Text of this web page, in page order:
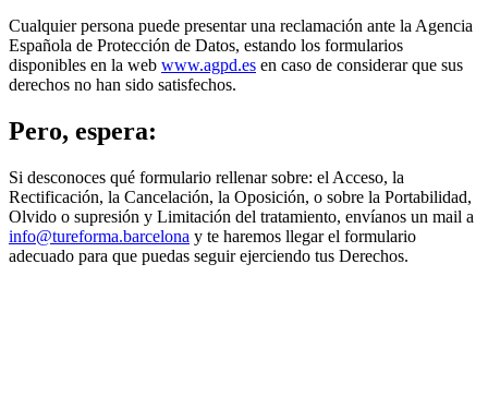
Cualquier persona puede presentar una reclamación ante la Agencia
Española de Protección de Datos, estando los formularios
disponibles en la web www.agpd.es en caso de considerar que sus
derechos no han sido satisfechos.
Pero, espera:
Si desconoces qué formulario rellenar sobre: el Acceso, la
Rectificación, la Cancelación, la Oposición, o sobre la Portabilidad,
Olvido o supresión y Limitación del tratamiento, envíanos un mail a
info@tureforma.barcelona y te haremos llegar el formulario
adecuado para que puedas seguir ejerciendo tus Derechos.